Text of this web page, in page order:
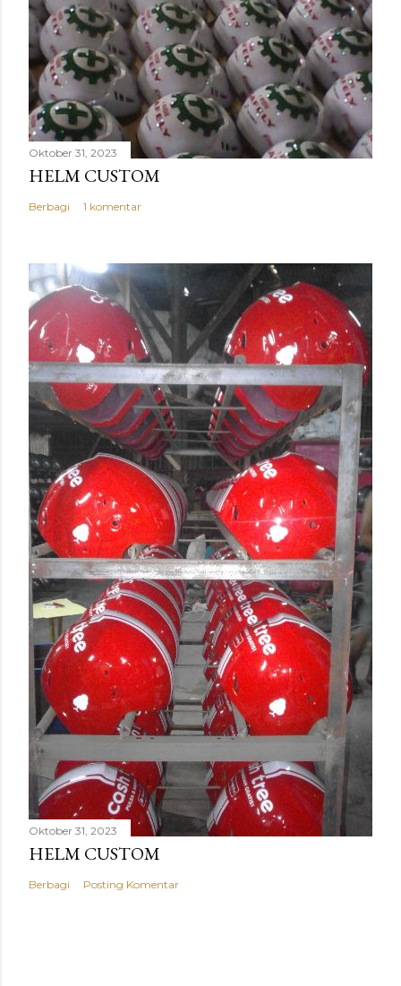
Oktober 31, 2023
HELM CUSTOM
Berbagi 1 komentar
Oktober 31, 2023
HELM CUSTOM
Berbagi Posting Komentar